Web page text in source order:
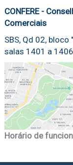
CONFERE -
Comerciais
SBS, Qd 02, bloco
salas 1401 a
Horário de